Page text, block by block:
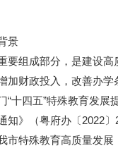
景
组成部分，是建设高
加财政投入，改善办
“十四五”特殊教育发
知》（粤府办〔2022
市特殊教育高质量发